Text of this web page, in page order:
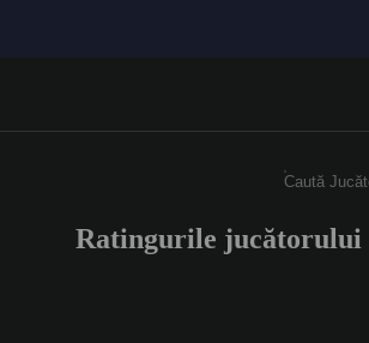
Enter
Ratingurile jucătorului